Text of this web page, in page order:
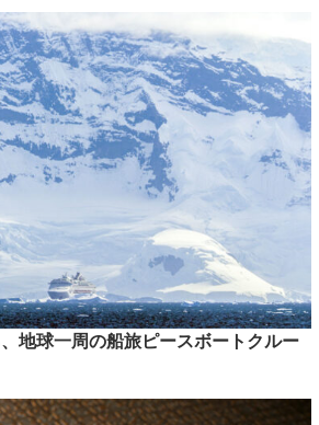
地球一周の船旅ピースボートクルー